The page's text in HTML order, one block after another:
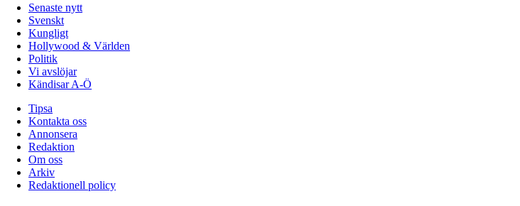
Senaste nytt
Svenskt
Kungligt
Hollywood & Världen
Politik
Vi avslöjar
Kändisar A-Ö
Tipsa
Kontakta oss
Annonsera
Redaktion
Om oss
Arkiv
Redaktionell policy